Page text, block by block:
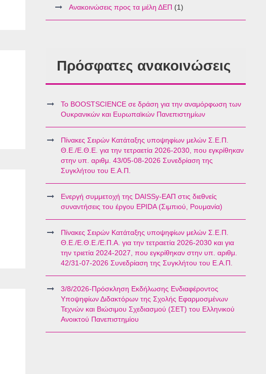
Ανακοινώσεις προς τα μέλη ΔΕΠ (1)
Πρόσφατες ανακοινώσεις
Το BOOSTSCIENCE σε δράση για την αναμόρφωση των
Ουκρανικών και Ευρωπαϊκών Πανεπιστημίων
Πίνακες Σειρών Κατάταξης υποψηφίων μελών Σ.Ε.Π.
Θ.Ε./Ε.Θ.Ε. για την τετραετία 2026-2030, που εγκρίθηκαν
στην υπ. αριθμ. 43/05-08-2026 Συνεδρίαση της
Συγκλήτου του Ε.Α.Π.
Ενεργή συμμετοχή της DAISSy-ΕΑΠ στις διεθνείς
συναντήσεις του έργου EPIDA (Σιμπιού, Ρουμανία)
Πίνακες Σειρών Κατάταξης υποψηφίων μελών Σ.Ε.Π.
Θ.Ε./Ε.Θ.Ε./Ε.Π.Α. για την τετραετία 2026-2030 και για
την τριετία 2024-2027, που εγκρίθηκαν στην υπ. αριθμ.
42/31-07-2026 Συνεδρίαση της Συγκλήτου του Ε.Α.Π.
3/8/2026-Πρόσκληση Εκδήλωσης Ενδιαφέροντος
Υποψηφίων Διδακτόρων της Σχολής Εφαρμοσμένων
Τεχνών και Βιώσιμου Σχεδιασμού (ΣΕΤ) του Ελληνικού
Ανοικτού Πανεπιστημίου